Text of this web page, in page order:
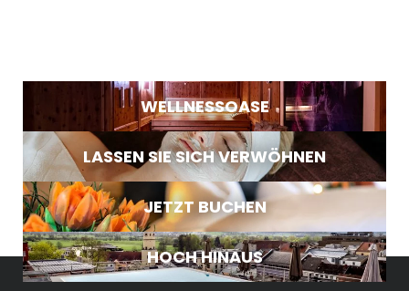
WELLNESSOASE
LASSEN SIE SICH VERWÖHNEN
JETZT BUCHEN
HOCH HINAUS